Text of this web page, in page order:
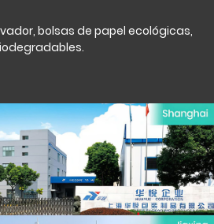
bolsas de papel ecológicas,